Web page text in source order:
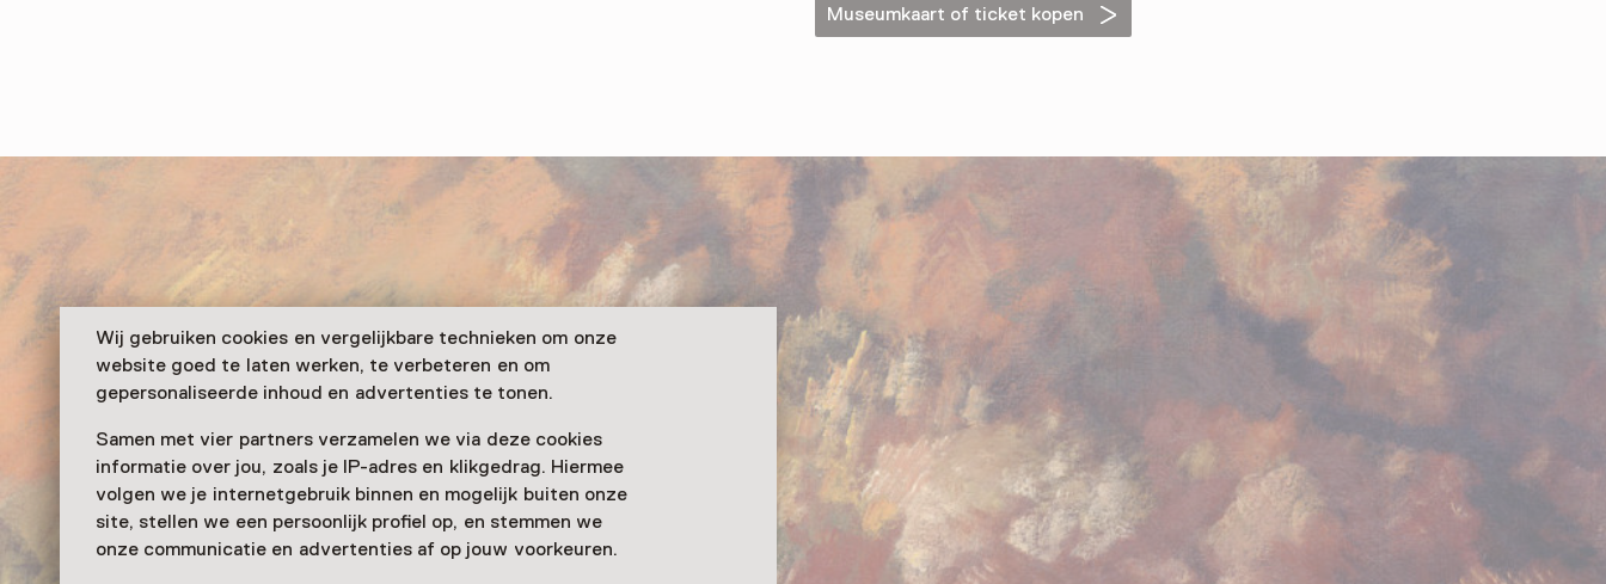
Wij gebruiken cookies en vergelijkbare technieken om onze
website goed te laten werken, te verbeteren en om
gepersonaliseerde inhoud en advertenties te tonen.
Samen met vier partners verzamelen we via deze cookies
informatie over jou, zoals je IP-adres en klikgedrag. Hiermee
volgen we je internetgebruik binnen en mogelijk buiten onze
site, stellen we een persoonlijk profiel op, en stemmen we
onze communicatie en advertenties af op jouw voorkeuren.
Museumkaart of ticket kopen